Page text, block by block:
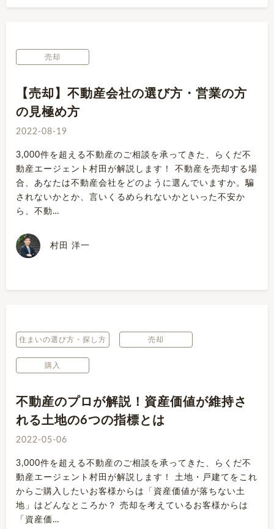
売却
【売却】不動産会社の選び方・営業の方
の見極め方
2022-08-19
3,000件を超える不動産のご相談を承ってきた、らくだ不
動産エージェント村田が解説します！ 不動産を売却する場
合、あなたは不動産会社をどのように選んでいますか。騙
されないかとか、言いくるめられないかといった不安か
ら、不動…
村田 洋一
住まいの選び方・探し方 売却
購入
不動産のプロが解説！資産価値が維持さ
れる土地の6つの指標とは
2022-05-06
3,000件を超える不動産のご相談を承ってきた、らくだ不
動産エージェント村田が解説します！ 土地・戸建てをこれ
からご購入したいお客様からは「資産価値が落ちない土
地」はどんなところか？ 売却を考えているお客様からは
「資産価…